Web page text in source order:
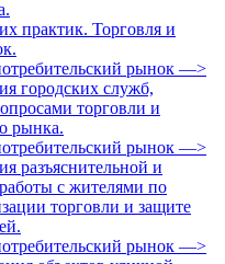
практик. Торговля и
рынок —>
городских служб,
торговли и
рынка.
рынок —>
разъяснительной и
с жителями по
торговли и защите
рынок —>